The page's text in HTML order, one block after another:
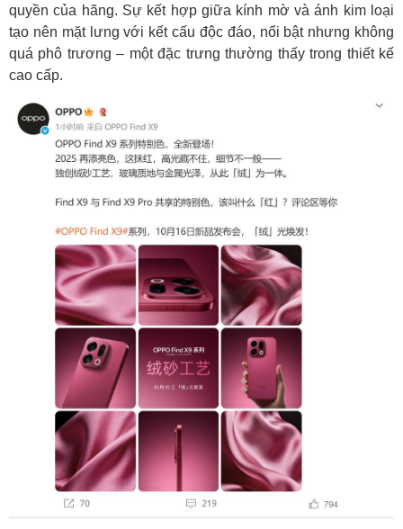
quyền của hãng. Sự kết hợp giữa kính mờ và ánh kim loại
tạo nên mặt lưng với kết cấu độc đáo, nổi bật nhưng không
quá phô trương – một đặc trưng thường thấy trong thiết kế
cao cấp.